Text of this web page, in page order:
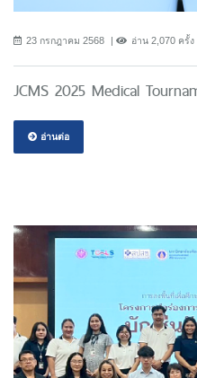
23 กรกฎาคม 2568 อ่าน 2,070 ครั้ง
JCMS 2025 Medical
อ่านต่อ